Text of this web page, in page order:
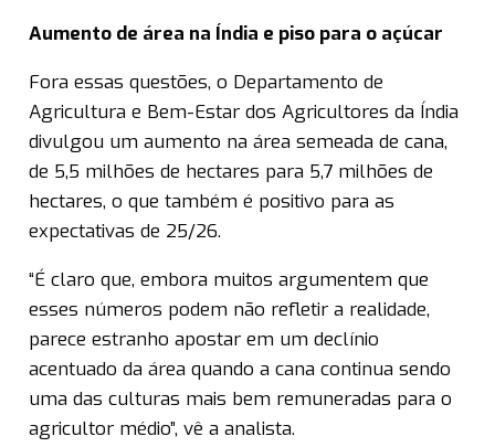
Aumento de área na Índia e piso para o açúcar
Fora essas questões, o Departamento de
Agricultura e Bem-Estar dos Agricultores da Índia
divulgou um aumento na área semeada de cana,
de 5,5 milhões de hectares para 5,7 milhões de
hectares, o que também é positivo para as
expectativas de 25/26.
“É claro que, embora muitos argumentem que
esses números podem não refletir a realidade,
parece estranho apostar em um declínio
acentuado da área quando a cana continua sendo
uma das culturas mais bem remuneradas para o
agricultor médio”, vê a analista.